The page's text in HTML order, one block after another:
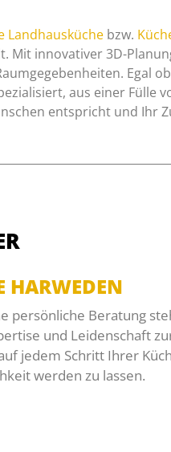
Landhausküche bzw.
Mit innovativer 3D-
Egal ob
aus einer Fülle
entspricht und Ihr
HARWEDEN
persönliche Beratung
und Leidenschaft
jedem Schritt Ihrer
werden zu lassen.